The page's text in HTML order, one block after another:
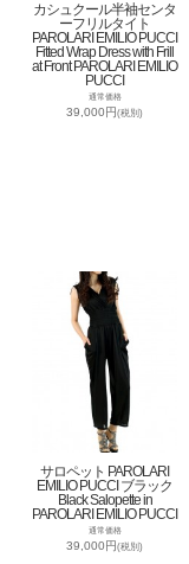
カシュクール半袖センタ
ーフリルタイト
PAROLARI EMILIO PUCCI
Fitted Wrap Dress with Frill
at Front PAROLARI EMILIO
PUCCI
通常価格
39,000円(税別)
サロペット PAROLARI
EMILIO PUCCI ブラック
Black Salopette in
PAROLARI EMILIO PUCCI
通常価格
39,000円(税別)